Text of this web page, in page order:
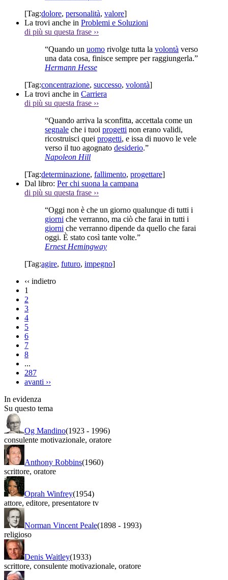
[Tag:dolore, personalità, valore]
La trovi anche in Problemi e Soluzioni
di più su questa frase ››
“Quando un uomo rivolge tutta la volontà verso
una data cosa, finisce sempre per raggiungerla.”
Hermann Hesse
[Tag:concentrazione, successo, volontà]
La trovi anche in Carriera
di più su questa frase ››
“Quando arriva la sconfitta, accettala come un
segnale che i tuoi progetti non erano validi,
ricostruisci quei progetti, e issa di nuovo le vele
verso il tuo agognato desiderio.”
Napoleon Hill
[Tag:determinazione, fallimento, progettare]
Dal libro: Per chi suona la campana
di più su questa frase ››
“Oggi non è che un giorno qualunque di tutti i
giorni che verranno, ma ciò che farai in tutti i
giorni che verranno dipende da quello che farai
oggi. È stato così tante volte.”
Ernest Hemingway
[Tag:agire, futuro, impegno]
‹‹ indietro
1
2
3
4
5
6
7
8
...
287
avanti ››
In evidenza
Su questo tema
Og Mandino(1923 - 1996)
consulente motivazionale, oratore
Anthony Robbins(1960)
scrittore, oratore
Oprah Winfrey(1954)
attore, editore, presentatore tv
Norman Vincent Peale(1898 - 1993)
religioso
Denis Waitley(1933)
scrittore, consulente motivazionale, oratore